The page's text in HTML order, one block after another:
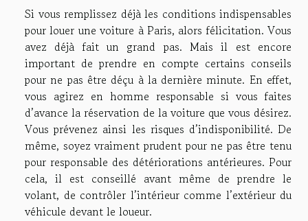
Si vous remplissez déjà les conditions indispensables
pour louer une voiture à Paris, alors félicitation. Vous
avez déjà fait un grand pas. Mais il est encore
important de prendre en compte certains conseils
pour ne pas être déçu à la dernière minute. En effet,
vous agirez en homme responsable si vous faites
d’avance la réservation de la voiture que vous désirez.
Vous prévenez ainsi les risques d’indisponibilité. De
même, soyez vraiment prudent pour ne pas être tenu
pour responsable des détériorations antérieures. Pour
cela, il est conseillé avant même de prendre le
volant, de contrôler l’intérieur comme l’extérieur du
véhicule devant le loueur.